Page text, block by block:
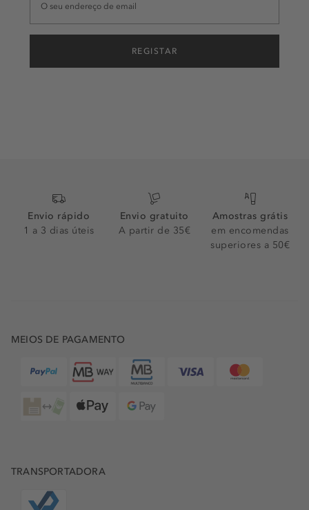
REGISTAR
Envio rápido
1 a 3 dias úteis
Envio gratuito
A partir de 35€
Amostras grátis
em encomendas
superiores a 50€
MEIOS DE PAGAMENTO
TRANSPORTADORA